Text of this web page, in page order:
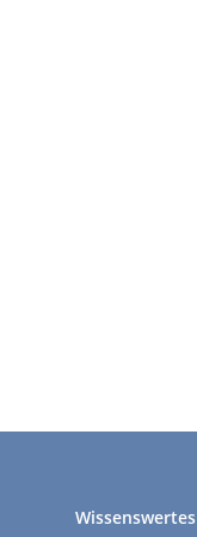
Wissenswertes